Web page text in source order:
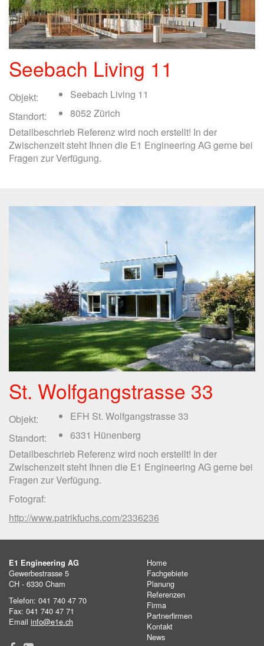
Seebach Living 11
Objekt:
Seebach Living 11
Standort:
8052 Zürich
Detailbeschrieb Referenz wird noch erstellt! In der
Zwischenzeit steht Ihnen die E1 Engineering AG gerne bei
Fragen zur Verfügung.
St. Wolfgangstrasse 33
Objekt:
EFH St. Wolfgangstrasse 33
Standort:
6331 Hünenberg
Detailbeschrieb Referenz wird noch erstellt! In der
Zwischenzeit steht Ihnen die E1 Engineering AG gerne bei
Fragen zur Verfügung.
Fotograf:
http://www.patrikfuchs.com/2336236
E1 Engineering AG
Gewerbestrasse 5
CH - 6330 Cham
Telefon: 041 740 47 70
Fax: 041 740 47 71
Email info@e1e.ch
Home
Fachgebiete
Planung
Referenzen
Firma
Partnerfirmen
Kontakt
News